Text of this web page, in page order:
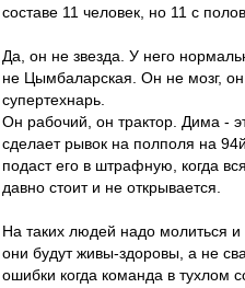
составе 11 человек, но 11 с
Да, он не звезда. У него
не Цымбаларская. Он не мозг,
супертехнарь.
Он рабочий, он трактор. Дима -
сделает рывок на полполя на
подаст его в штрафную, когда
давно стоит и не открывается.
На таких людей надо молиться и
они будут живы-здоровы, а не
ошибки когда команда в тухлом